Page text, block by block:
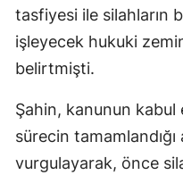
tasfiyesi ile silahların
işleyecek hukuki
belirtmişti.
Şahin, kanunun kabul
sürecin
vurgulayarak, önce